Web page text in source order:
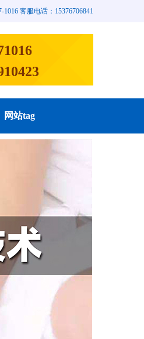
客服电话：15376706841
网站tag